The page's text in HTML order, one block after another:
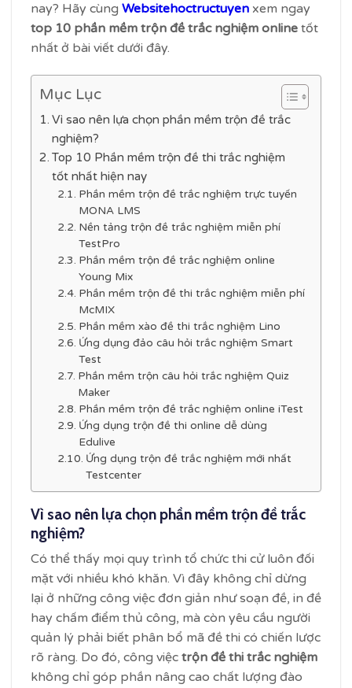
nay? Hãy cùng Websitehoctructuyen xem ngay
top 10 phần mềm trộn đề trắc nghiệm online tốt
nhất ở bài viết dưới đây.
Mục Lục
Vì sao nên lựa chọn phần mềm trộn đề trắc
nghiệm?
Top 10 Phần mềm trộn đề thi trắc nghiệm
tốt nhất hiện nay
Phần mềm trộn đề trắc nghiệm trực tuyến
MONA LMS
Nền tảng trộn đề trắc nghiệm miễn phí
TestPro
Phần mềm trộn đề trắc nghiệm online
Young Mix
Phần mềm trộn đề thi trắc nghiệm miễn phí
McMIX
Phần mềm xào đề thi trắc nghiệm Lino
Ứng dụng đảo câu hỏi trắc nghiệm Smart
Test
Phần mềm trộn câu hỏi trắc nghiệm Quiz
Maker
Phần mềm trộn đề trắc nghiệm online iTest
Ứng dụng trộn đề thi online dễ dùng
Edulive
Ứng dụng trộn đề trắc nghiệm mới nhất
Testcenter
Vì sao nên lựa chọn phần mềm trộn đề trắc
nghiệm?
Có thể thấy mọi quy trình tổ chức thi cử luôn đối
mặt với nhiều khó khăn. Vì đây không chỉ dừng
lại ở những công việc đơn giản như soạn đề, in đề
hay chấm điểm thủ công, mà còn yêu cầu người
quản lý phải biết phân bổ mã đề thi có chiến lược
rõ ràng. Do đó, công việc trộn đề thi trắc nghiệm
không chỉ góp phần nâng cao chất lượng đào